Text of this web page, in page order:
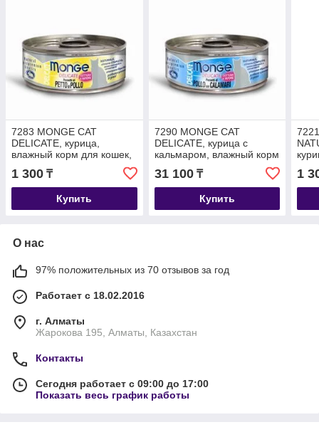
7283 MONGE CAT
DELICATE, курица,
влажный корм для кошек,
баночка 80гр.
1 300 ₸
Купить
7290 MONGE CAT
DELICATE, курица с
кальмаром, влажный корм
для кошек, уп.24*80гр.
31 100₸
Купить
1
О нас
97% положительных из 70 отзывов за год
Работает с 18.02.2016
г. Алматы
Жарокова 195, Алматы, Казахстан
Контакты
Сегодня работает с 09:00 до 17:00
Показать весь график работы